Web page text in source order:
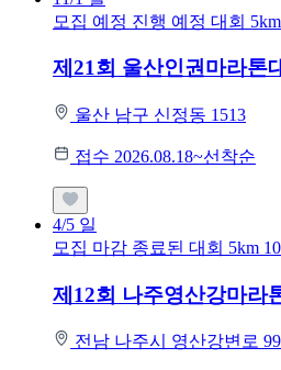
모집 예정 진행 예정 대회 5km
제21회 울산인권마라톤
울산 남구 신정동 1513
접수 2026.08.18~선착순
4/5 일
모집 마감 종료된 대회 5km
제12회 나주영산강마라
전남 나주시 영산강변로 99